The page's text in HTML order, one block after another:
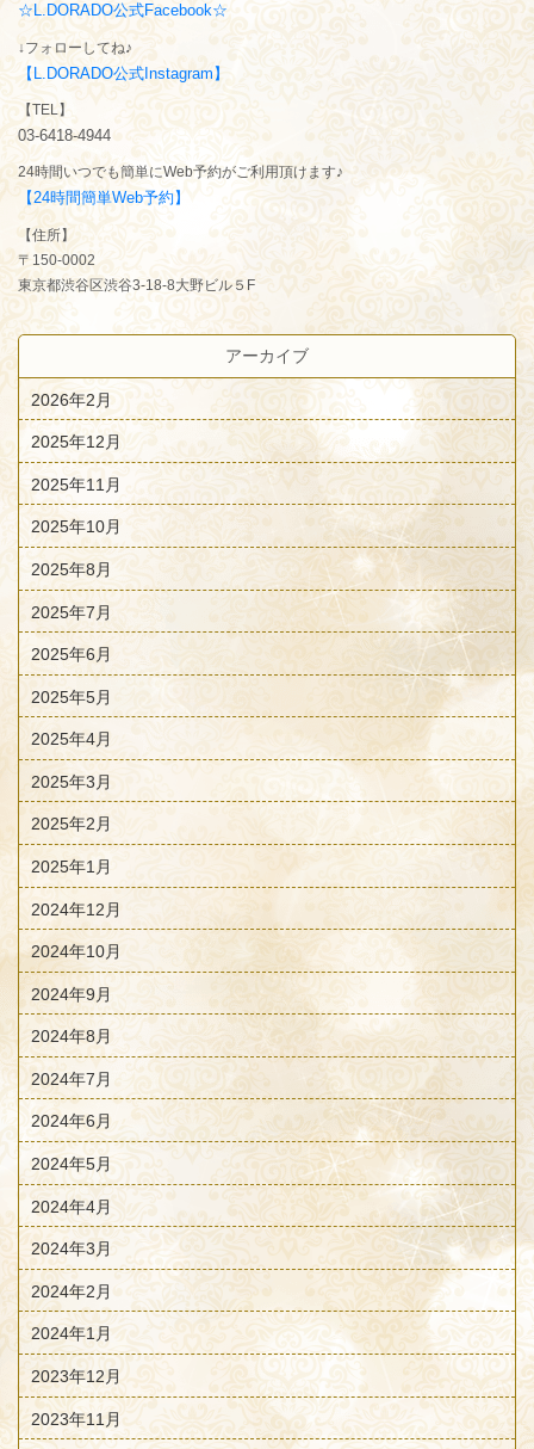
☆L.DORADO公式Facebook☆
↓フォローしてね♪
【L.DORADO公式Instagram】
【TEL】
03-6418-4944
24時間いつでも簡単にWeb予約がご利用頂けます♪
【24時間簡単Web予約】
【住所】
〒150-0002
東京都渋谷区渋谷3-18-8大野ビル５F
アーカイブ
2026年2月
2025年12月
2025年11月
2025年10月
2025年8月
2025年7月
2025年6月
2025年5月
2025年4月
2025年3月
2025年2月
2025年1月
2024年12月
2024年10月
2024年9月
2024年8月
2024年7月
2024年6月
2024年5月
2024年4月
2024年3月
2024年2月
2024年1月
2023年12月
2023年11月